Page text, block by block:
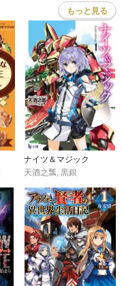
もっと見る
ナイツ＆マジック
天酒之瓢, 黒銀